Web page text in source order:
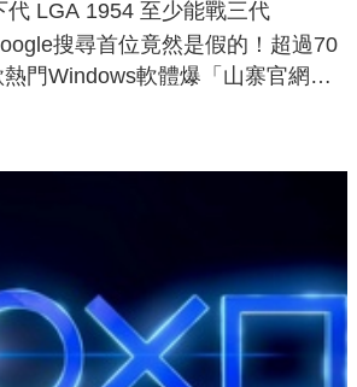
代 LGA 1954 至少能戰三代
搜尋首位竟然是假的！超過70
熱門Windows軟體爆「山寨官網」